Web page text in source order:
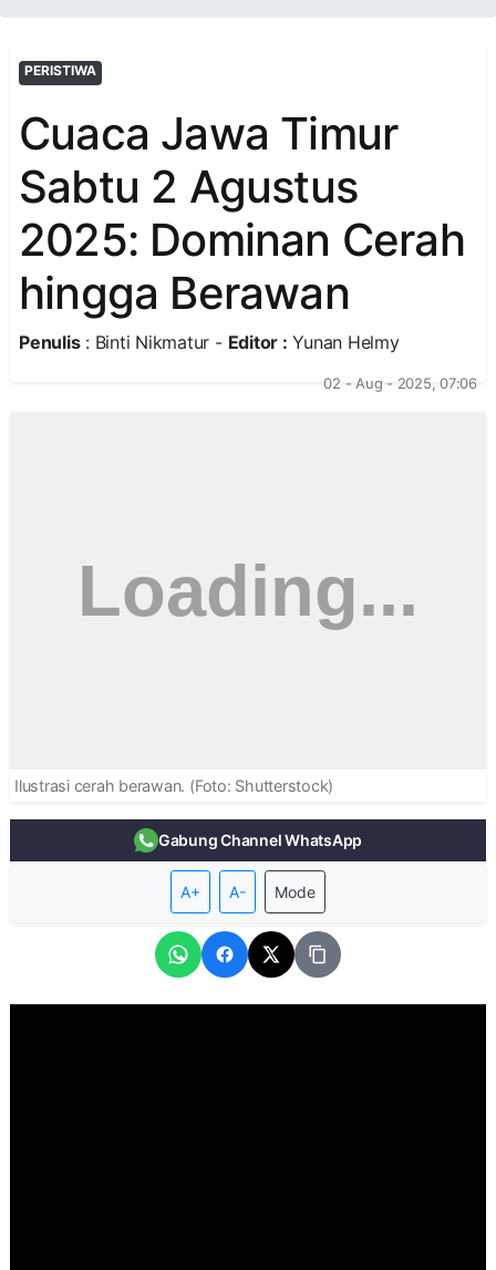
PERISTIWA
Cuaca Jawa Timur
Sabtu 2 Agustus
2025: Dominan Cerah
hingga Berawan
Penulis: Binti Nikmatur - Editor : Yunan Helmy
02 - Aug - 2025, 07:06
Ilustrasi cerah berawan. (Foto: Shutterstock)
Gabung Channel WhatsApp
A+ A- Mode